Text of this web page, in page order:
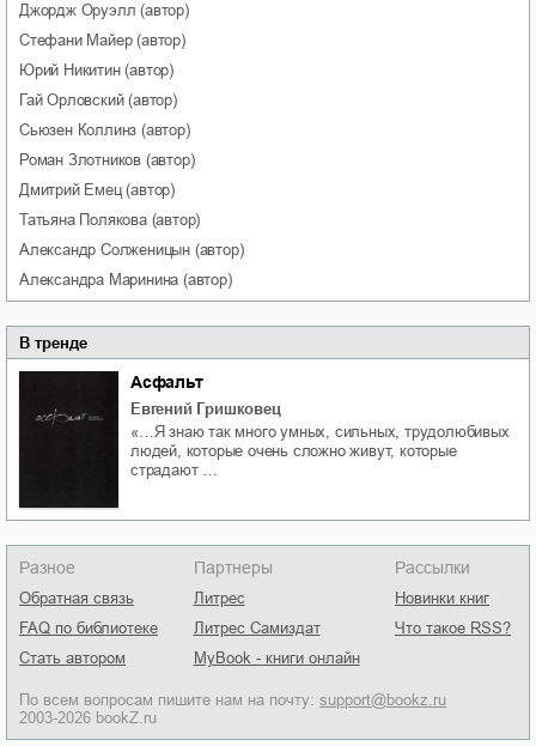
Джордж Оруэлл (автор)
Стефани Майер(автор)
Юрий Никитин(автор)
Гай Орловский(автор)
Сьюзен Коллинз (автор)
Роман Злотников (автор)
Дмитрий Емец(автор)
Татьяна Полякова(автор)
Александр Солженицын (автор)
Александра Маринина (автор)
В тренде
Асфальт
Евгений Гришковец
«…Я знаю так много умных, сильных, трудолюбивых
людей, которые очень сложно живут, которые
страдают …
Разное
Обратная связь
FAQ по библиотеке
Стать автором
Партнеры
Литрес
Литрес Самиздат
MyBook - книги онлайн
Рассылки
Новинки книг
Что такое RSS?
По всем вопросам пишите нам на почту: support@bookz.ru
2003-2026 bookZ.ru